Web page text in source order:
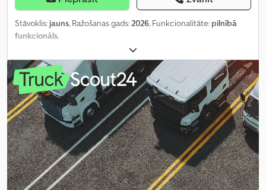
Stāvoklis: jauns, Ražošanas gads:2026, Funkcionalitāte: pilnībā
funkcionāls,